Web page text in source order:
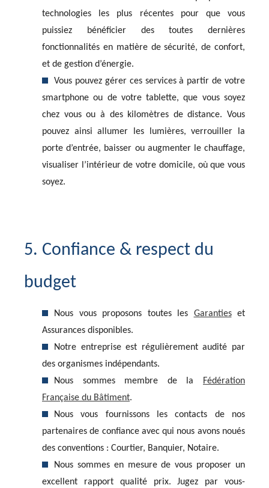
technologies les plus récentes pour que vous
puissiez bénéficier des toutes dernières
fonctionnalités en matière de sécurité, de confort,
et de gestion d’énergie.
Vous pouvez gérer ces services à partir de votre
smartphone ou de votre tablette, que vous soyez
chez vous ou à des kilomètres de distance. Vous
pouvez ainsi allumer les lumières, verrouiller la
porte d’entrée, baisser ou augmenter le chauffage,
visualiser l’intérieur de votre domicile, où que vous
soyez.
5. Confiance & respect du
budget
Nous vous proposons toutes les Garantieset
Assurances disponibles.
Notre entreprise est régulièrement audité par
des organismes indépendants.
Nous sommes membre de la Fédération
Française du Bâtiment.
Nous vous fournissons les contacts de nos
partenaires de confiance avec qui nous avons noués
des conventions : Courtier, Banquier, Notaire.
Nous sommes en mesure de vous proposer un
excellent rapport qualité prix. Jugez par vous-